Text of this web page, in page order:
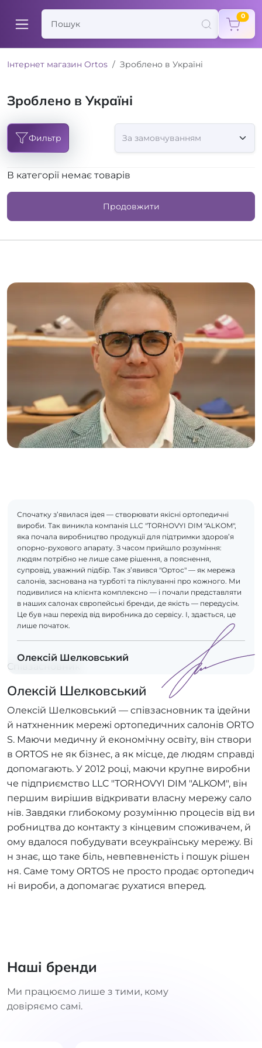
0
Інтернет магазин Ortos Зроблено в Україні
Зроблено в Україні
Фильтр
В категорії немає товарів
Продовжити
Спочатку з’явилася ідея — створювати якісні ортопедичні
вироби. Так виникла компанія LLC "TORHOVYI DIM "ALKOM",
яка почала виробництво продукції для підтримки здоров’я
опорно-рухового апарату. З часом прийшло розуміння:
людям потрібно не лише саме рішення, а пояснення,
супровід, уважний підбір. Так з’явився "Ортос" — як мережа
салонів, заснована на турботі та піклуванні про кожного. Ми
подивилися на клієнта комплексно — і почали представляти
в наших салонах європейські бренди, де якість — передусім.
Це був наш перехід від виробника до сервісу. І, здається, це
лише початок.
Олексій Шелковський
Співзасновник
Олексій Шелковський
Олексій Шелковський — співзасновник та ідейни
й натхненник мережі ортопедичних салонів ORTO
S. Маючи медичну й економічну освіту, він створи
в ORTOS не як бізнес, а як місце, де людям справді
допомагають. У 2012 році, маючи крупне виробни
че підприємство LLC "TORHOVYI DIM "ALKOM", він
першим вирішив відкривати власну мережу сало
нів. Завдяки глибокому розумінню процесів від ви
робництва до контакту з кінцевим споживачем, й
ому вдалося побудувати всеукраїнську мережу. Ві
н знає, що таке біль, невпевненість і пошук рішен
ня. Саме тому ORTOS не просто продає ортопедич
ні вироби, а допомагає рухатися вперед.
Наші бренди
Ми працюємо лише з тими, кому
довіряємо самі.